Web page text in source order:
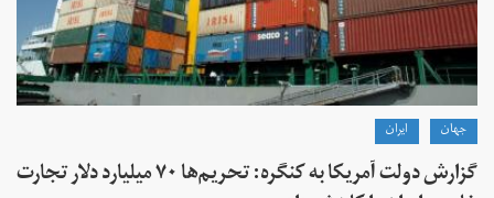
جهان ايران
گزارش دولت آمریکا به کنگره: تحریم‌ها ۷۰ میلیارد دلار تجارت